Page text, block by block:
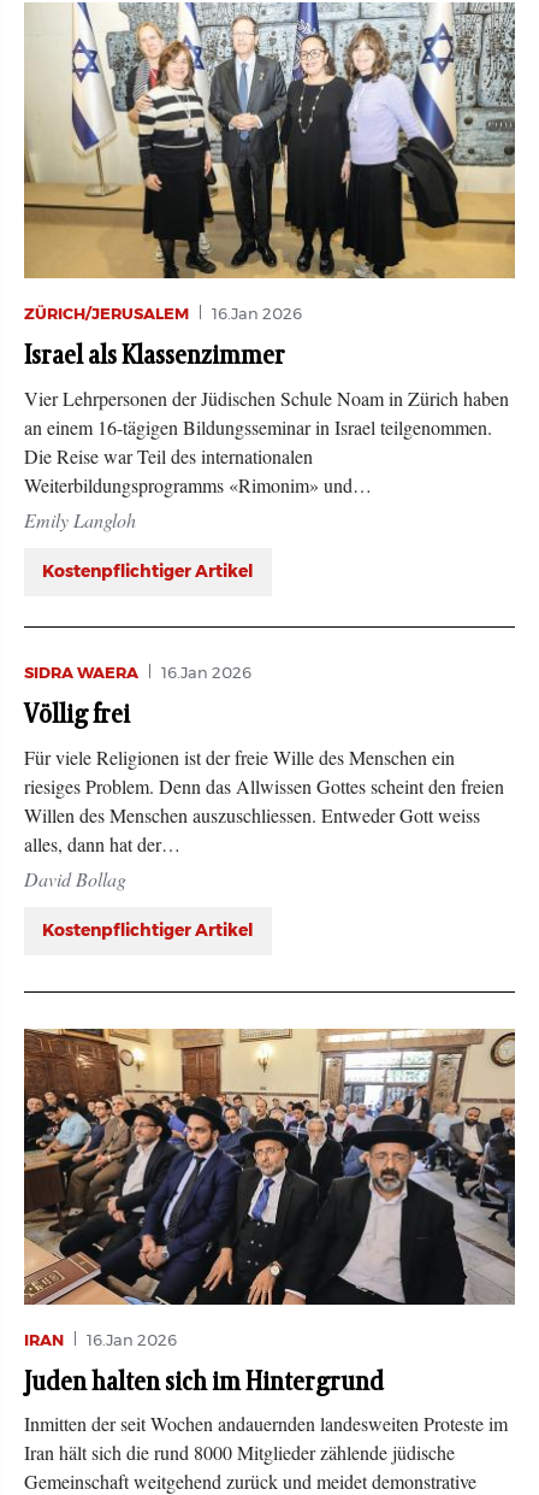
ZÜRICH/JERUSALEM 16.Jan 2026
Israel als Klassenzimmer
Vier Lehrpersonen der Jüdischen Schule Noam in Zürich haben
an einem 16-tägigen Bildungsseminar in Israel teilgenommen.
Die Reise war Teil des internationalen
Weiterbildungsprogramms «Rimonim» und…
Emily Langloh
Kostenpflichtiger Artikel
SIDRA WAERA 16.Jan 2026
Völlig frei
Für viele Religionen ist der freie Wille des Menschen ein
riesiges Problem. Denn das Allwissen Gottes scheint den freien
Willen des Menschen auszuschliessen. Entweder Gott weiss
alles, dann hat der…
David Bollag
Kostenpflichtiger Artikel
IRAN 16.Jan 2026
Juden halten sich im Hintergrund
Inmitten der seit Wochen andauernden landesweiten Proteste im
Iran hält sich die rund 8000 Mitglieder zählende jüdische
Gemeinschaft weitgehend zurück und meidet demonstrative